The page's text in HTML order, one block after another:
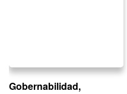
Gobernabilidad,